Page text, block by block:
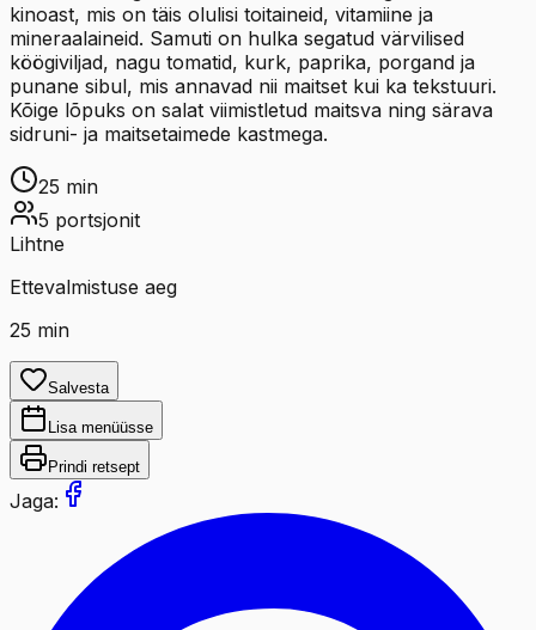
kinoast, mis on täis olulisi toitaineid, vitamiine ja
mineraalaineid. Samuti on hulka segatud värvilised
köögiviljad, nagu tomatid, kurk, paprika, porgand ja
punane sibul, mis annavad nii maitset kui ka tekstuuri.
Kõige lõpuks on salat viimistletud maitsva ning särava
sidruni- ja maitsetaimede kastmega.
25 min
5 portsjonit
Lihtne
Ettevalmistuse aeg
25 min
Salvesta
Lisa menüüsse
Prindi retsept
Jaga: